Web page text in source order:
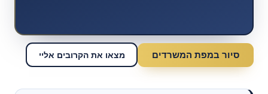
סיור במפת המשרדים מצאו את הקרובים אליי